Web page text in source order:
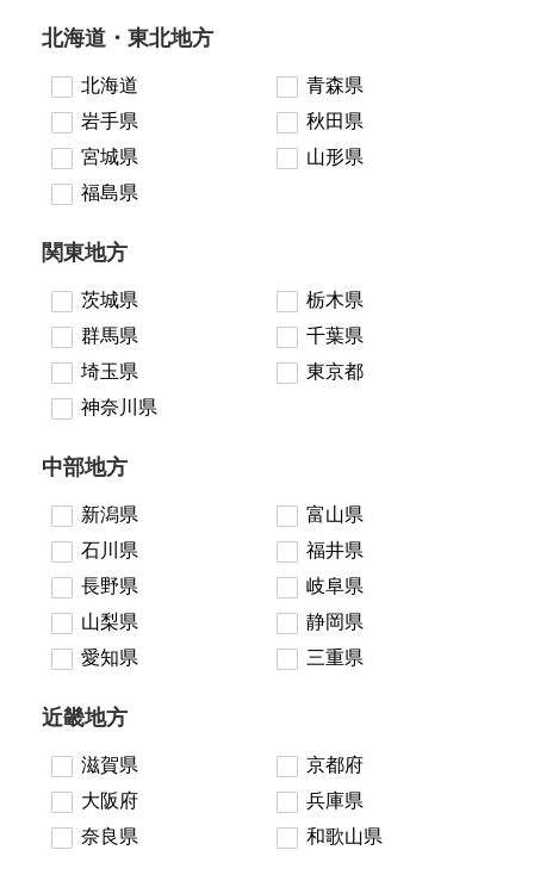
北海道・東北地方
北海道
青森県
岩手県
秋田県
宮城県
山形県
福島県
関東地方
茨城県
栃木県
群馬県
千葉県
埼玉県
東京都
神奈川県
中部地方
新潟県
富山県
石川県
福井県
長野県
岐阜県
山梨県
静岡県
愛知県
三重県
近畿地方
滋賀県
京都府
大阪府
兵庫県
奈良県
和歌山県